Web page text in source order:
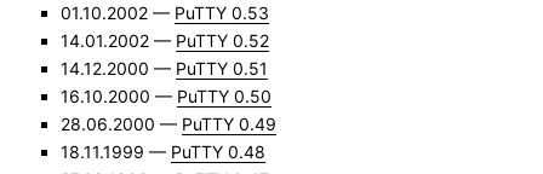
01.10.2002 — PuTTY 0.53
14.01.2002 — PuTTY 0.52
14.12.2000 — PuTTY 0.51
16.10.2000 — PuTTY 0.50
28.06.2000 — PuTTY 0.49
18.11.1999 — PuTTY 0.48